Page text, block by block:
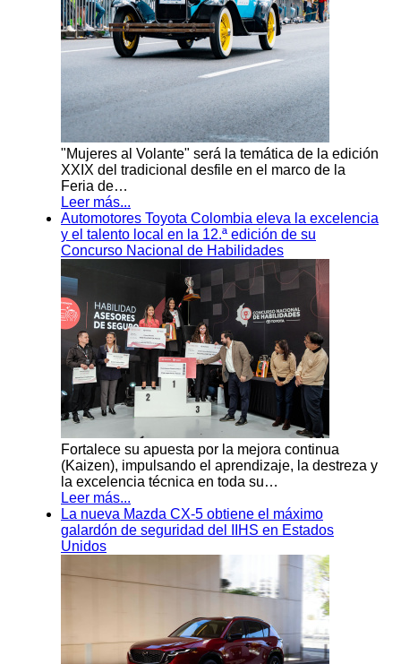
"Mujeres al Volante" será la temática de la edición
XXIX del tradicional desfile en el marco de la
Feria de…
Leer más...
Automotores Toyota Colombia eleva la excelencia
y el talento local en la 12.ª edición de su
Concurso Nacional de Habilidades
Fortalece su apuesta por la mejora continua
(Kaizen), impulsando el aprendizaje, la destreza y
la excelencia técnica en toda su…
Leer más...
La nueva Mazda CX-5 obtiene el máximo
galardón de seguridad del IIHS en Estados
Unidos